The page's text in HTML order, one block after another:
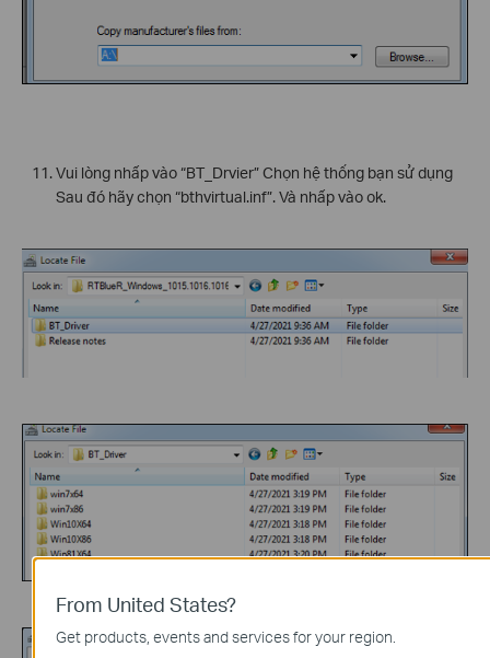
Vui lòng nhấp vào “BT_Drvier” Chọn hệ thống bạn sử dụng
Sau đó hãy chọn “bthvirtual.inf”. Và nhấp vào ok.
From United States?
Get products, events and services for your region.